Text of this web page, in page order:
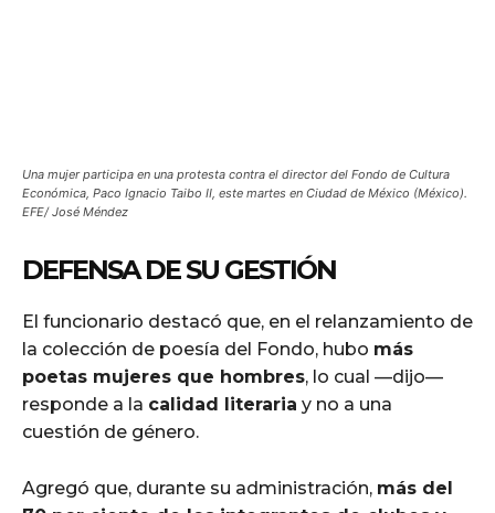
Una mujer participa en una protesta contra el director del Fondo de Cultura
Económica, Paco Ignacio Taibo II, este martes en Ciudad de México (México).
EFE/ José Méndez
DEFENSA DE SU GESTIÓN
El funcionario destacó que, en el relanzamiento de
la colección de poesía del Fondo, hubo más
poetas mujeres que hombres, lo cual —dijo—
responde a la calidad literaria y no a una
cuestión de género.
Agregó que, durante su administración, más del